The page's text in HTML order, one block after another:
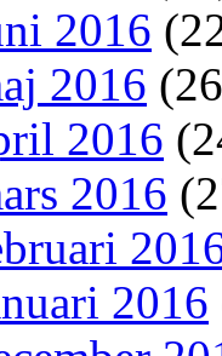
2016
2016
2016
2016
2016